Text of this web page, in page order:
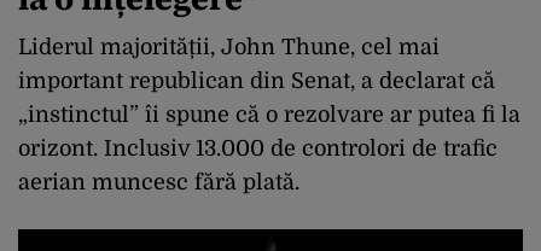
Liderul majorității, John Thune, cel mai
important republican din Senat, a declarat că
„instinctul” îi spune că o rezolvare ar putea fi la
orizont. Inclusiv 13.000 de controlori de trafic
aerian muncesc fără plată.